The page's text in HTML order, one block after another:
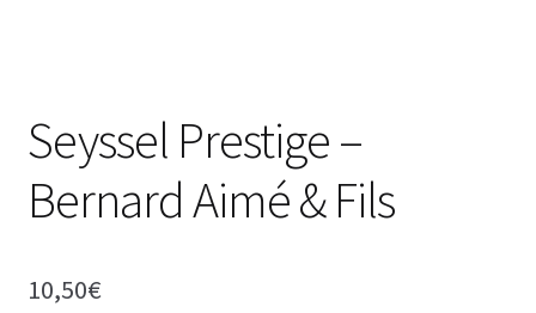
n
c
p
Seyssel Prestige –
Bernard Aimé & Fils
10,50€